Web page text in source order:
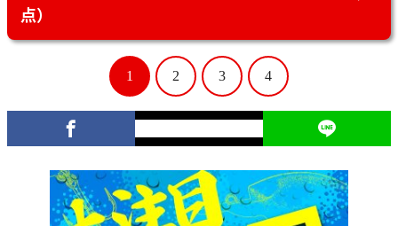
点）
1 2 3 4